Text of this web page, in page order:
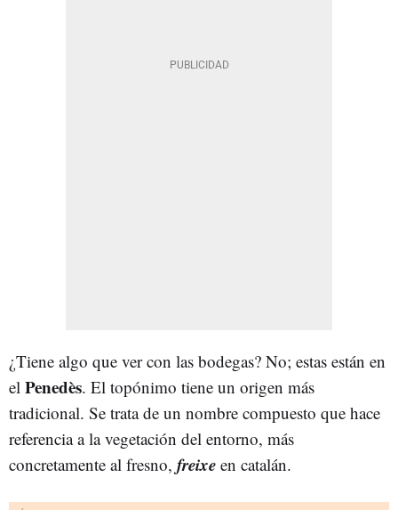
¿Tiene algo que ver con las bodegas? No; estas están en
el Penedès. El topónimo tiene un origen más
tradicional. Se trata de un nombre compuesto que hace
referencia a la vegetación del entorno, más
concretamente al fresno, freixe en catalán.